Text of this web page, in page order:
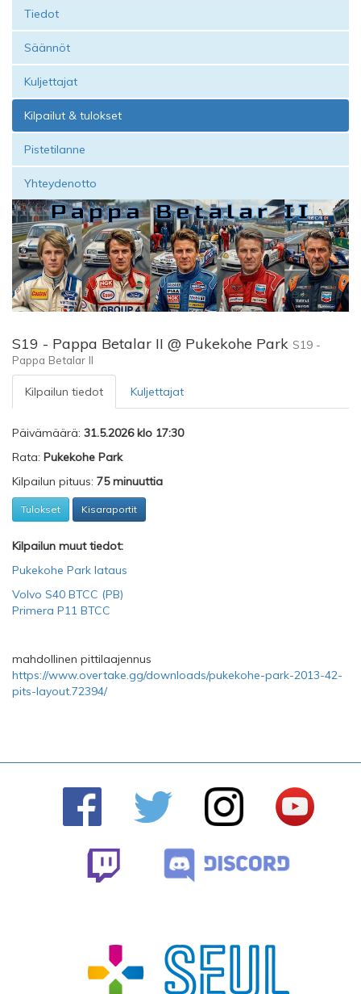
Tiedot
Säännöt
Kuljettajat
Kilpailut & tulokset
Pistetilanne
Yhteydenotto
S19 - Pappa Betalar II @ Pukekohe Park S19 -
Pappa Betalar II
Kilpailun tiedot Kuljettajat
Päivämäärä: 31.5.2026 klo 17:30
Rata: Pukekohe Park
Kilpailun pituus: 75 minuuttia
Tulokset Kisaraportit
Kilpailun muut tiedot:
Pukekohe Park lataus
Volvo S40 BTCC (PB)
Primera P11 BTCC
mahdollinen pittilaajennus
https://www.overtake.gg/downloads/pukekohe-park-2013-42-
pits-layout.72394/